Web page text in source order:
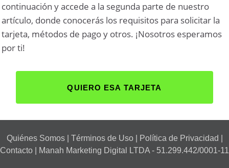
continuación y accede a la segunda parte de nuestro
artículo, donde conocerás los requisitos para solicitar la
tarjeta, métodos de pago y otros. ¡Nosotros esperamos
por ti!
QUIERO ESA TARJETA
Quiénes Somos| Términos de Uso| Política de Privacidad
Contacto | Manah Marketing Digital LTDA - 51.299.442/0001-11